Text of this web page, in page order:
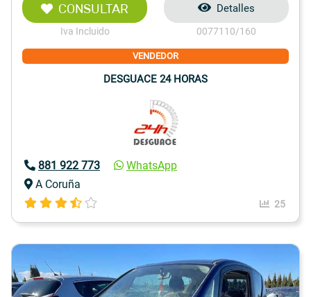
CONSULTAR
Iva Incluido
Detalles
0077110/160
VENDEDOR
DESGUACE 24 HORAS
881 922 773
WhatsApp
A Coruña
25